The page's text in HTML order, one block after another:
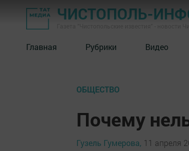
ЧИСТОПОЛЬ-
Главная Рубрики Видео
ОБЩЕСТВО
Почему
Гузель Гумерова, 11 апреля